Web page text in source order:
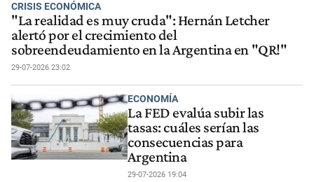
CRISIS ECONÓMICA
"La realidad es muy cruda": Hernán Letcher
alertó por el crecimiento del
sobreendeudamiento en la Argentina en "QR!"
29-07-2026 23:02
ECONOMÍA
La FED evalúa subir las
tasas: cuáles serían las
consecuencias para
Argentina
29-07-2026 19:04